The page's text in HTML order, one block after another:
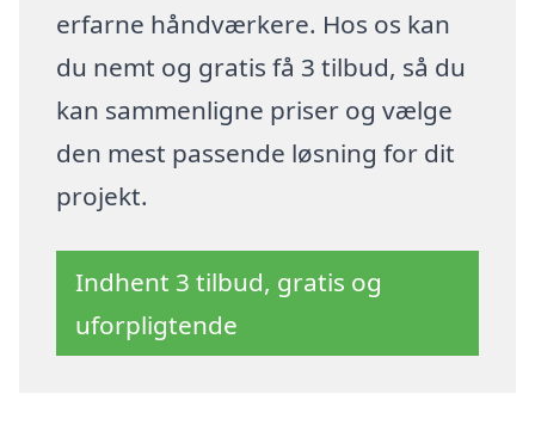
erfarne håndværkere. Hos os kan
du nemt og gratis få 3 tilbud, så du
kan sammenligne priser og vælge
den mest passende løsning for dit
projekt.
Indhent 3 tilbud, gratis og
uforpligtende